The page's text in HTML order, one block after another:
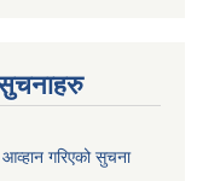
गरिएको सुचना